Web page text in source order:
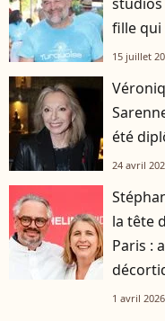
fille qui
15 juillet
été
24 avril
la tête
Paris :
1 avril 2026